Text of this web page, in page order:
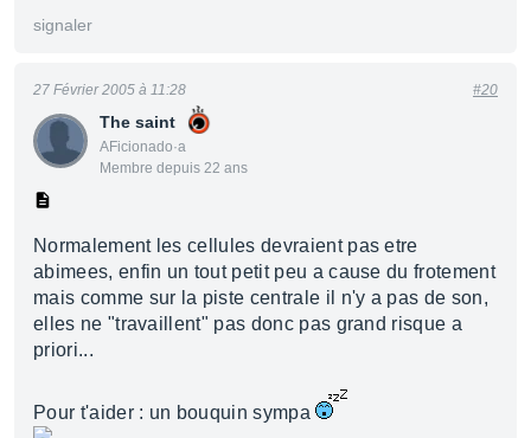
signaler
The saint
AFicionado·a
Membre depuis 22 ans
27 Février 2005 à 11:28 #20
Normalement les cellules devraient pas etre
abimees, enfin un tout petit peu a cause du frotement
mais comme sur la piste centrale il n'y a pas de son,
elles ne "travaillent" pas donc pas grand risque a
priori...
Pour t'aider : un bouquin sympa